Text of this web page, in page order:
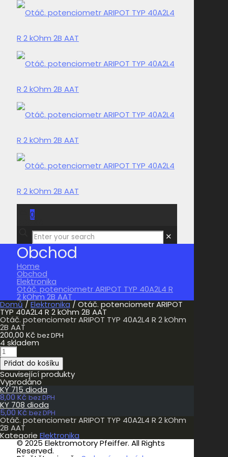
0
0,00 Kč
✕
Obchod
Home
Obchod
Elektronika
Otáč. potenciometr ARIPOT TYP 40A2L4 R
2 kOhm 2B AAT
Domů / Elektronika / Otáč. potenciometr ARIPOT
TYP 40A2L4 R 2 kOhm 2B AAT
Otáč. potenciometr ARIPOT TYP 40A2L4 R 2 kOhm
2B AAT
200,00 Kč bez DPH
4 skladem
Otáč.
potenciometr
ARIPOT
TYP
40A2L4
R
2
kOhm
2B
AAT
množství
Přidat do košíku
Související produkty
Vyprodáno
KY 715 dioda
8,00 Kč bez DPH
KY 708 dioda
5,00 Kč bez DPH
Otáč. potenciometr ARIPOT TYP 40A2L4 R 2 kOhm
2B AAT
Kategorie Elektronika
© 2025 Elektromotory Pfeiffer. All Rights
Reserved.